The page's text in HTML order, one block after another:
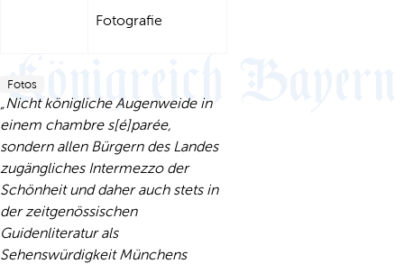
Fotografie
Fotos
„Nicht königliche Augenweide in
einem chambre s[é]parée,
sondern allen Bürgern des Landes
zugängliches Intermezzo der
Schönheit und daher auch stets in
der zeitgenössischen
Guidenliteratur als
Sehenswürdigkeit Münchens